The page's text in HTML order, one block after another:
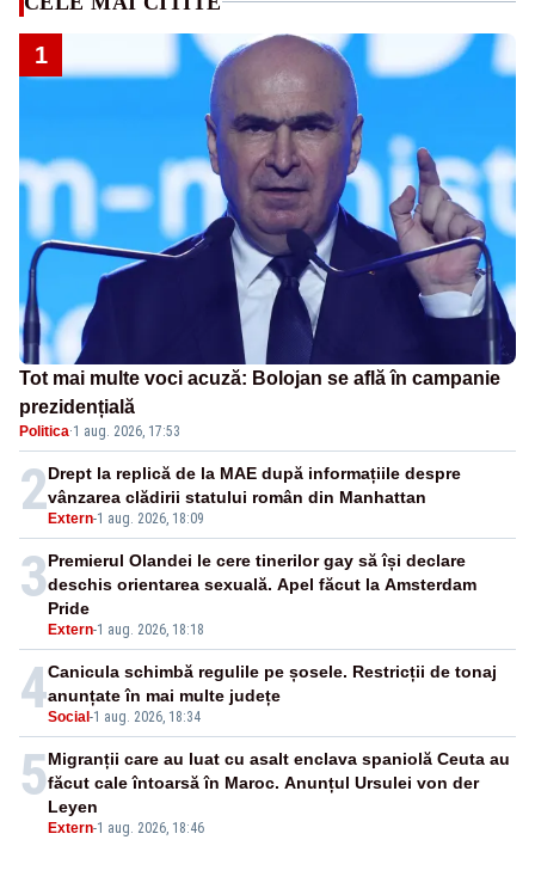
1
Tot mai multe voci acuză: Bolojan se află în campanie
prezidențială
Politica·1 aug. 2026, 17:53
2 Extern-1 aug. 2026, 18:09
Drept la replică de la MAE după informațiile despre
vânzarea clădirii statului român din Manhattan
3
Extern-1 aug. 2026, 18:18
Premierul Olandei le cere tinerilor gay să își declare
deschis orientarea sexuală. Apel făcut la Amsterdam
Pride
4Social -1 aug. 2026, 18:34
Canicula schimbă regulile pe șosele. Restricții de tonaj
anunțate în mai multe județe
5
Extern-1 aug. 2026, 18:46
Migranții care au luat cu asalt enclava spaniolă Ceuta au
făcut cale întoarsă în Maroc. Anunțul Ursulei von der
Leyen